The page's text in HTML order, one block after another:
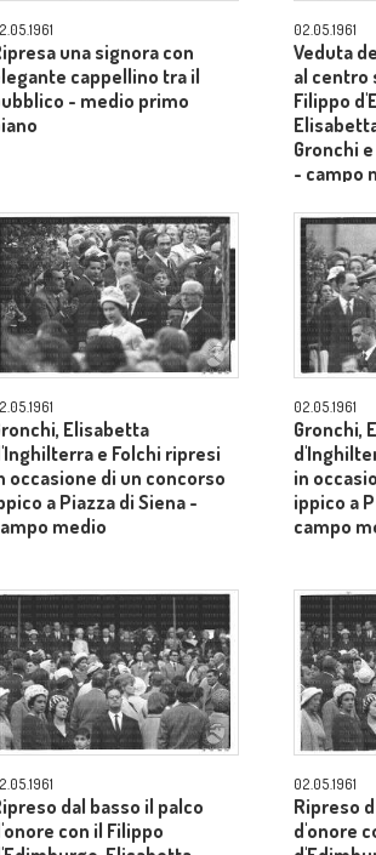
una signora con
cappellino tra il
- medio primo
02.05.1961
Veduta
al centro
Filippo
Gronchi
- campo
Elisabetta
e Folchi ripresi
occasione di un concorso
a Piazza di Siena -
medio
02.05.1961
Gronchi,
in
ippico a
campo
dal basso il palco
con il Filippo
02.05.1961
Ripreso
d'onore